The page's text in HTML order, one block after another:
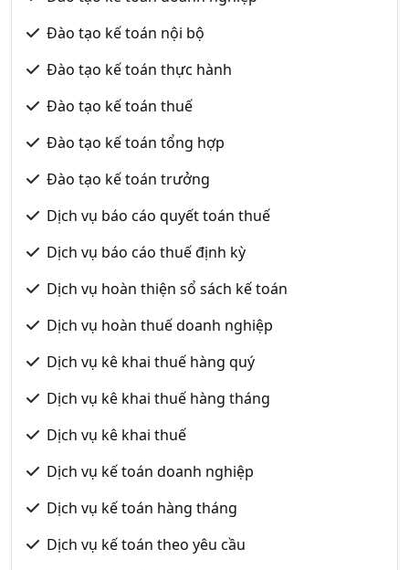
Đào tạo kế toán nội bộ
Đào tạo kế toán thực hành
Đào tạo kế toán thuế
Đào tạo kế toán tổng hợp
Đào tạo kế toán trưởng
Dịch vụ báo cáo quyết toán thuế
Dịch vụ báo cáo thuế định kỳ
Dịch vụ hoàn thiện sổ sách kế toán
Dịch vụ hoàn thuế doanh nghiệp
Dịch vụ kê khai thuế hàng quý
Dịch vụ kê khai thuế hàng tháng
Dịch vụ kê khai thuế
Dịch vụ kế toán doanh nghiệp
Dịch vụ kế toán hàng tháng
Dịch vụ kế toán theo yêu cầu